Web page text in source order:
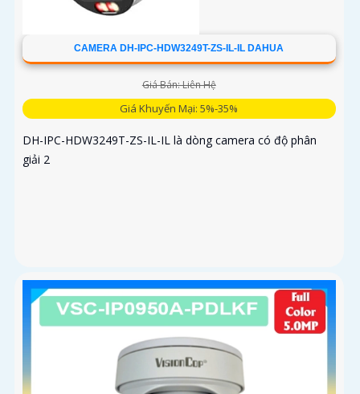
CAMERA DH-IPC-HDW3249T-ZS-IL-IL DAHUA
Giá Bán: Liên Hệ
Giá Khuyến Mại: 5%-35%
DH-IPC-HDW3249T-ZS-IL-IL là dòng camera có độ phân
giải 2